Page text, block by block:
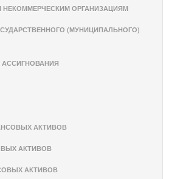
ОРГАНИЗАЦИЯМ
(МУНИЦИПАЛЬНОГО)
АКТИВОВ
АКТИВОВ
АКТИВОВ